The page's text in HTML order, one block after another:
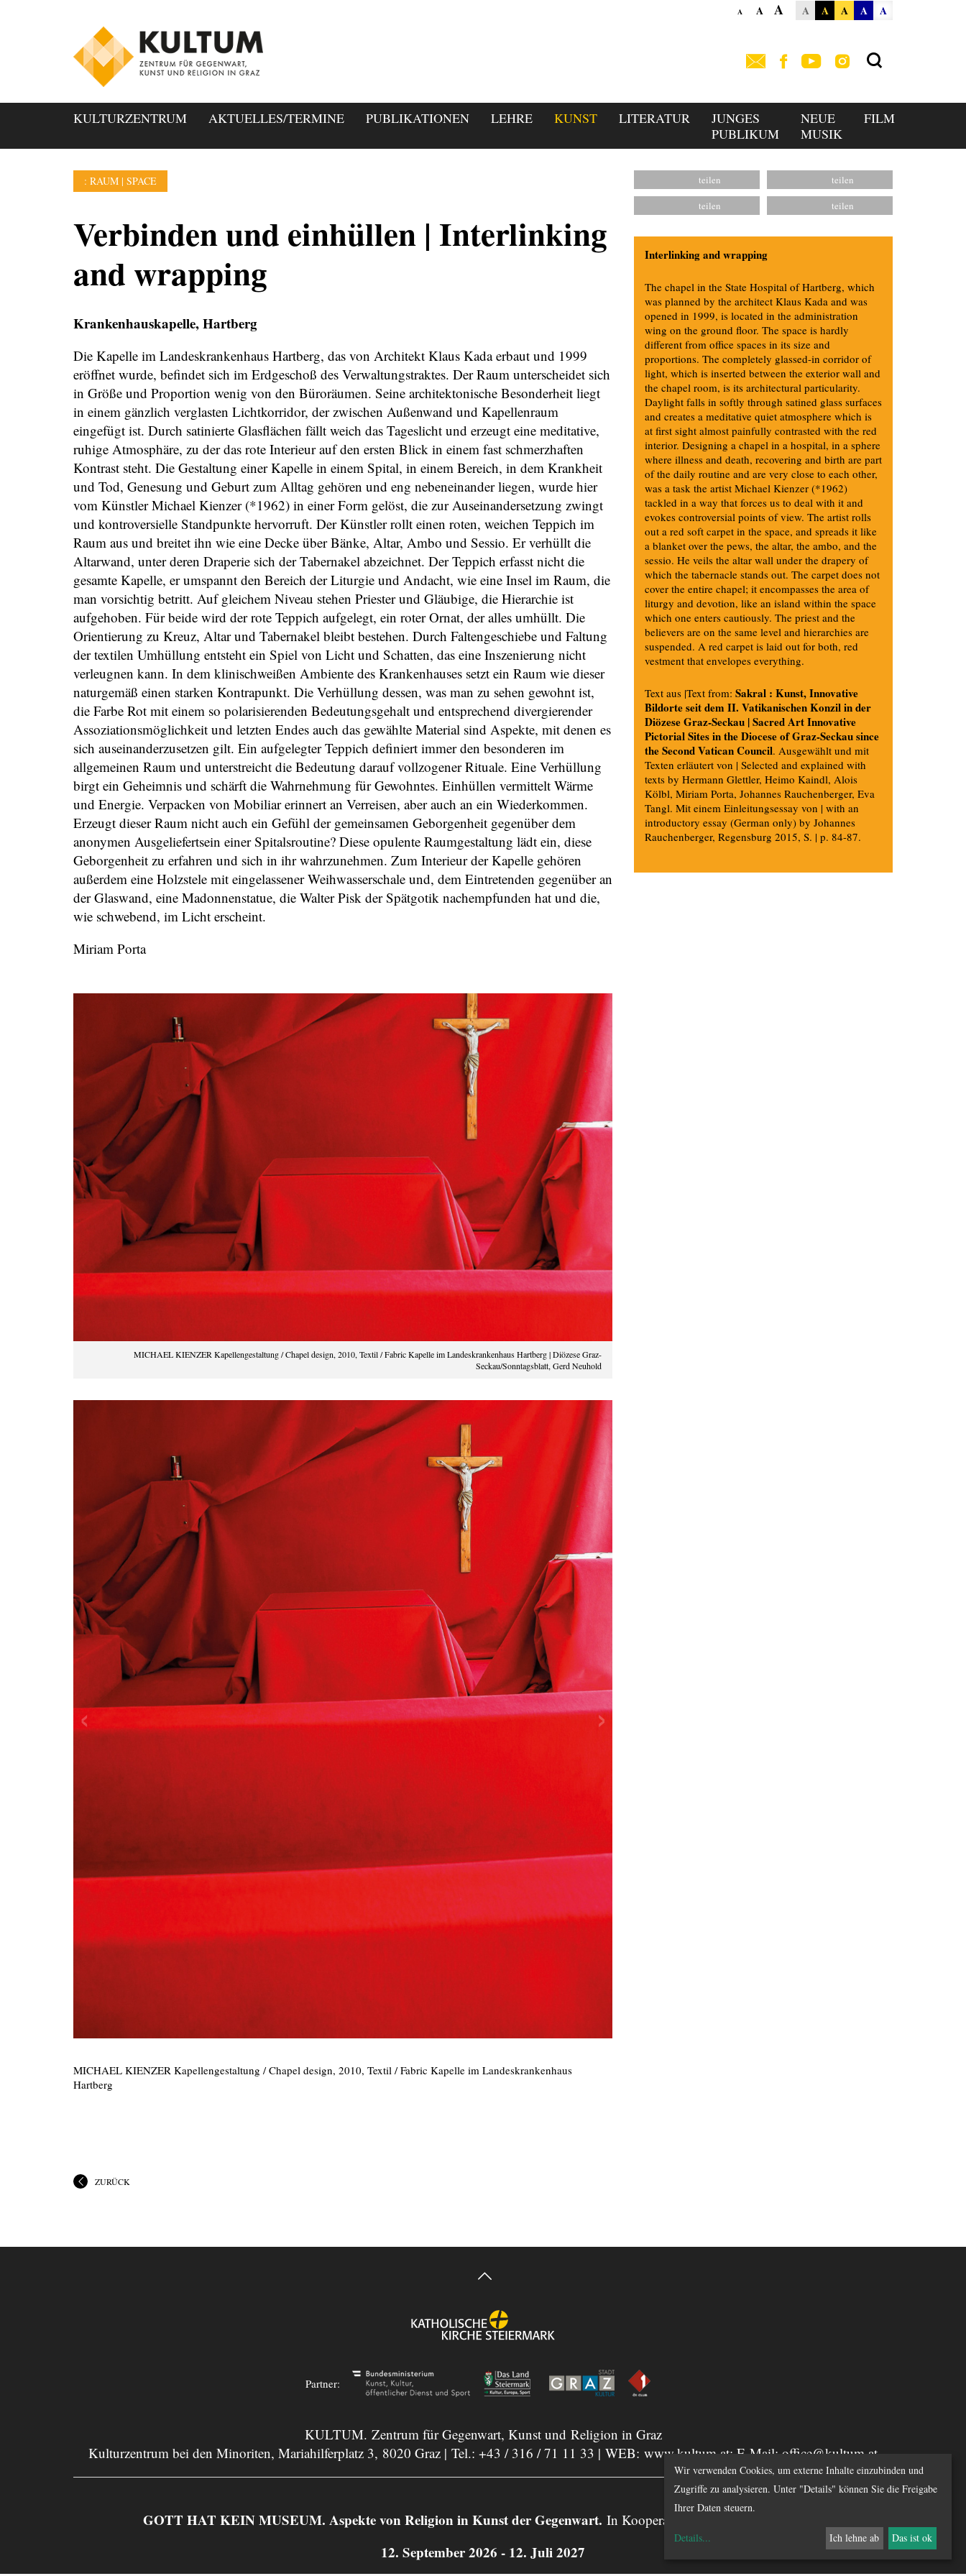
A A A A A A A A
KULTURZENTRUM AKTUELLES/TERMINE PUBLIKATIONEN LEHRE KUNST LITERATUR
JUNGES
PUBLIKUM
NEUE
MUSIK
FILM
: RAUM | SPACE
Verbinden und einhüllen | Interlinking
and wrapping
Krankenhauskapelle, Hartberg
Die Kapelle im Landeskrankenhaus Hartberg, das von Architekt Klaus Kada erbaut und 1999
eröffnet wurde, befindet sich im Erdgeschoß des Verwaltungstraktes. Der Raum unterscheidet sich
in Größe und Proportion wenig von den Büroräumen. Seine architektonische Besonderheit liegt
in einem gänzlich verglasten Lichtkorridor, der zwischen Außenwand und Kapellenraum
eingefügt ist. Durch satinierte Glasflächen fällt weich das Tageslicht und erzeugt eine meditative,
ruhige Atmosphäre, zu der das rote Interieur auf den ersten Blick in einem fast schmerzhaften
Kontrast steht. Die Gestaltung einer Kapelle in einem Spital, in einem Bereich, in dem Krankheit
und Tod, Genesung und Geburt zum Alltag gehören und eng nebeneinander liegen, wurde hier
vom Künstler Michael Kienzer (*1962) in einer Form gelöst, die zur Auseinandersetzung zwingt
und kontroversielle Standpunkte hervorruft. Der Künstler rollt einen roten, weichen Teppich im
Raum aus und breitet ihn wie eine Decke über Bänke, Altar, Ambo und Sessio. Er verhüllt die
Altarwand, unter deren Draperie sich der Tabernakel abzeichnet. Der Teppich erfasst nicht die
gesamte Kapelle, er umspannt den Bereich der Liturgie und Andacht, wie eine Insel im Raum, die
man vorsichtig betritt. Auf gleichem Niveau stehen Priester und Gläubige, die Hierarchie ist
aufgehoben. Für beide wird der rote Teppich aufgelegt, ein roter Ornat, der alles umhüllt. Die
Orientierung zu Kreuz, Altar und Tabernakel bleibt bestehen. Durch Faltengeschiebe und Faltung
der textilen Umhüllung entsteht ein Spiel von Licht und Schatten, das eine Inszenierung nicht
verleugnen kann. In dem klinischweißen Ambiente des Krankenhauses setzt ein Raum wie dieser
naturgemäß einen starken Kontrapunkt. Die Verhüllung dessen, was man zu sehen gewohnt ist,
die Farbe Rot mit einem so polarisierenden Bedeutungsgehalt und entsprechend divergierender
Assoziationsmöglichkeit und letzten Endes auch das gewählte Material sind Aspekte, mit denen es
sich auseinanderzusetzen gilt. Ein aufgelegter Teppich definiert immer den besonderen im
allgemeinen Raum und unterstreicht die Bedeutung darauf vollzogener Rituale. Eine Verhüllung
birgt ein Geheimnis und schärft die Wahrnehmung für Gewohntes. Einhüllen vermittelt Wärme
und Energie. Verpacken von Mobiliar erinnert an Verreisen, aber auch an ein Wiederkommen.
Erzeugt dieser Raum nicht auch ein Gefühl der gemeinsamen Geborgenheit gegenüber dem
anonymen Ausgeliefertsein einer Spitalsroutine? Diese opulente Raumgestaltung lädt ein, diese
Geborgenheit zu erfahren und sich in ihr wahrzunehmen. Zum Interieur der Kapelle gehören
außerdem eine Holzstele mit eingelassener Weihwasserschale und, dem Eintretenden gegenüber an
der Glaswand, eine Madonnenstatue, die Walter Pisk der Spätgotik nachempfunden hat und die,
wie schwebend, im Licht erscheint.
Miriam Porta
MICHAEL KIENZER Kapellengestaltung / Chapel design, 2010, Textil / Fabric Kapelle im Landeskrankenhaus Hartberg | Diözese Graz-
Seckau/Sonntagsblatt, Gerd Neuhold
MICHAEL KIENZER Kapellengestaltung / Chapel design, 2010, Textil / Fabric Kapelle im Landeskrankenhaus
Hartberg
ZURÜCK
Interlinking and wrapping
The chapel in the State Hospital of Hartberg, which
was planned by the architect Klaus Kada and was
opened in 1999, is located in the administration
wing on the ground floor. The space is hardly
different from office spaces in its size and
proportions. The completely glassed-in corridor of
light, which is inserted between the exterior wall and
the chapel room, is its architectural particularity.
Daylight falls in softly through satined glass surfaces
and creates a meditative quiet atmosphere which is
at first sight almost painfully contrasted with the red
interior. Designing a chapel in a hospital, in a sphere
where illness and death, recovering and birth are part
of the daily routine and are very close to each other,
was a task the artist Michael Kienzer (*1962)
tackled in a way that forces us to deal with it and
evokes controversial points of view. The artist rolls
out a red soft carpet in the space, and spreads it like
a blanket over the pews, the altar, the ambo, and the
sessio. He veils the altar wall under the drapery of
which the tabernacle stands out. The carpet does not
cover the entire chapel; it encompasses the area of
liturgy and devotion, like an island within the space
which one enters cautiously. The priest and the
believers are on the same level and hierarchies are
suspended. A red carpet is laid out for both, red
vestment that envelopes everything.
Text aus |Text from: Sakral : Kunst, Innovative
Bildorte seit dem II. Vatikanischen Konzil in der
Diözese Graz-Seckau | Sacred Art Innovative
Pictorial Sites in the Diocese of Graz-Seckau since
the Second Vatican Council. Ausgewählt und mit
Texten erläutert von | Selected and explained with
texts by Hermann Glettler, Heimo Kaindl, Alois
Kölbl, Miriam Porta, Johannes Rauchenberger, Eva
Tangl. Mit einem Einleitungsessay von | with an
introductory essay (German only) by Johannes
Rauchenberger, Regensburg 2015, S. | p. 84-87.
Partner:
KULTUM. Zentrum für Gegenwart, Kunst und Religion in Graz
Kulturzentrum bei den Minoriten, Mariahilferplatz 3, 8020 Graz | Tel.: +43 / 316 / 71 11 33 | WEB: www.kultum.at; E-Mail: office@kultum.at
GOTT HAT KEIN MUSEUM. Aspekte von Religion in Kunst der Gegenwart. In Kooperation mit steirischer herbst 26
12. September 2026 - 12. Juli 2027
Wir verwenden Cookies, um externe Inhalte einzubinden und
Zugriffe zu analysieren. Unter "Details" können Sie die Freigabe
Ihrer Daten steuern.
Details... Ich lehne ab Das ist ok